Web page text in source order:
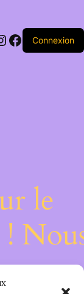
Facebook
Connexion
le
sur